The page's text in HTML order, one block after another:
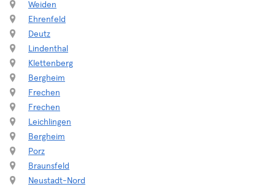
Weiden
Ehrenfeld
Deutz
Lindenthal
Klettenberg
Bergheim
Frechen
Frechen
Leichlingen
Bergheim
Porz
Braunsfeld
Neustadt-Nord